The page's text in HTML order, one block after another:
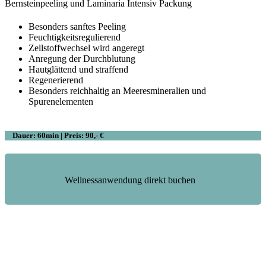
Bernsteinpeeling und Laminaria Intensiv Packung
Besonders sanftes Peeling
Feuchtigkeitsregulierend
Zellstoffwechsel wird angeregt
Anregung der Durchblutung
Hautglättend und straffend
Regenerierend
Besonders reichhaltig an Meeresmineralien und
Spurenelementen
Dauer: 60min | Preis: 90,- €
Wellnessanwendung direkt buchen